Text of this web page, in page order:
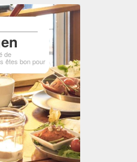
de
êtes bon pour